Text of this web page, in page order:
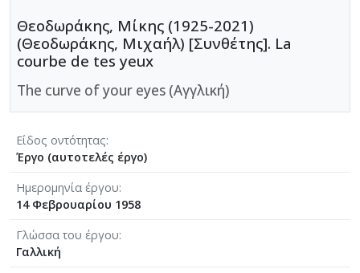
Θεοδωράκης, Μίκης (1925-2021)
(Θεοδωράκης, Μιχαήλ) [Συνθέτης]. La
courbe de tes yeux
The curve of your eyes (Αγγλική)
Είδος οντότητας
Έργο (αυτοτελές έργο)
Ημερομηνία έργου
14 Φεβρουαρίου 1958
Γλώσσα του έργου
Γαλλική